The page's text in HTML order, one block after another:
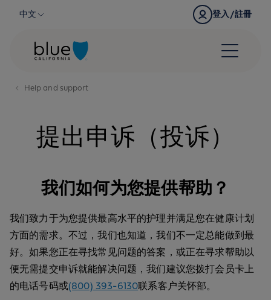
Skip to content
中文 登入/註冊
Help and support
提出申诉（投诉）
我们如何为您提供帮助？
我们致力于为您提供最高水平的护理并满足您在健康计划
方面的需求。不过，我们也知道，我们不一定总能做到最
好。如果您正在寻找常见问题的答案，或正在寻求帮助以
便无需提交申诉就能解决问题，我们建议您拨打会员卡上
的电话号码或(800) 393-6130联系客户关怀部。